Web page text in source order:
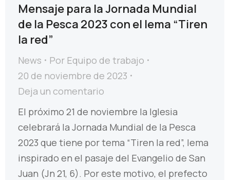
Mensaje para la Jornada Mundial
de la Pesca 2023 con el lema “Tiren
la red”
News Por Equipo de trabajo
20 de noviembre de 2023
Deja un comentario
El próximo 21 de noviembre la Iglesia
celebrará la Jornada Mundial de la Pesca
2023 que tiene por tema “Tiren la red”, lema
inspirado en el pasaje del Evangelio de San
Juan (Jn 21, 6). Por este motivo, el prefecto